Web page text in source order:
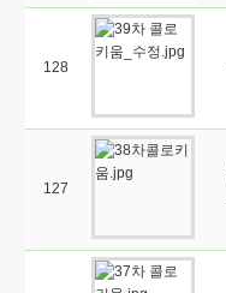
128
127